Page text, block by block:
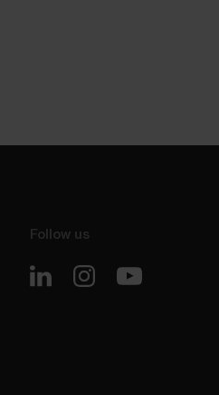
Follow us